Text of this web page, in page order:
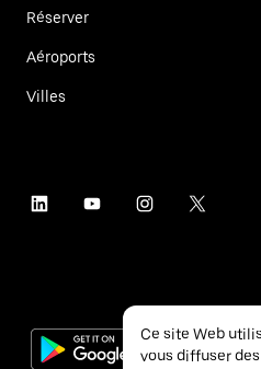
Réserver
Aéroports
Villes
Ce site Web
vous diffuser